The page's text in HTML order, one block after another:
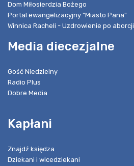
Dom Miłosierdzia Bożego
Portal ewangelizacyjny "Miasto Pana"
Winnica Racheli - Uzdrowienie po aborcji
Media diecezjalne
Gość Niedzielny
Radio Plus
Dobre Media
Kapłani
Znajdź księdza
Dziekani i wicedziekani